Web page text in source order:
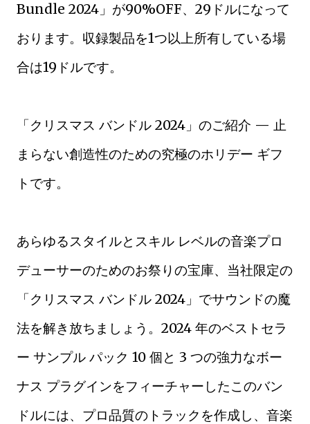
Bundle 2024」が90%OFF、29ドルになって
おります。収録製品を1つ以上所有している場
合は19ドルです。
「クリスマス バンドル 2024」のご紹介 — 止
まらない創造性のための究極のホリデー ギフ
トです。
あらゆるスタイルとスキル レベルの音楽プロ
デューサーのためのお祭りの宝庫、当社限定の
「クリスマス バンドル 2024」でサウンドの魔
法を解き放ちましょう。2024 年のベストセラ
ー サンプル パック 10 個と 3 つの強力なボー
ナス プラグインをフィーチャーしたこのバン
ドルには、プロ品質のトラックを作成し、音楽